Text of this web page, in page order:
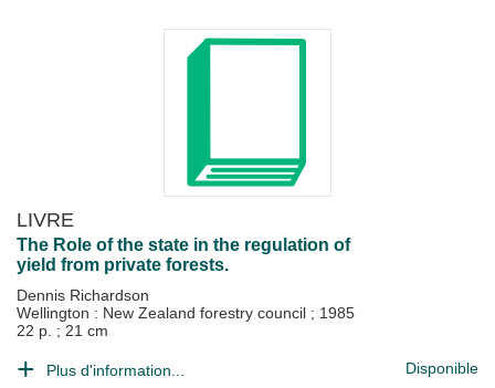
LIVRE
The Role of the state in the regulation of
yield from private forests.
Dennis Richardson
Wellington : New Zealand forestry council ; 1985
22 p. ; 21 cm
Plus d'information... Disponible